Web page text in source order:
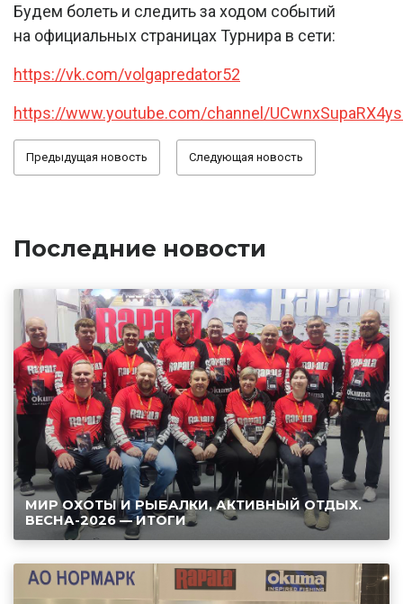
Будем болеть и следить за ходом событий
на официальных страницах Турнира в сети:
https://vk.com/volgapredator52
https://www.youtube.com/channel/
Предыдущая новость Следующая новость
Последние новости
МИР ОХОТЫ И РЫБАЛКИ, АКТИВНЫЙ ОТДЫХ.
ВЕСНА-2026 — ИТОГИ